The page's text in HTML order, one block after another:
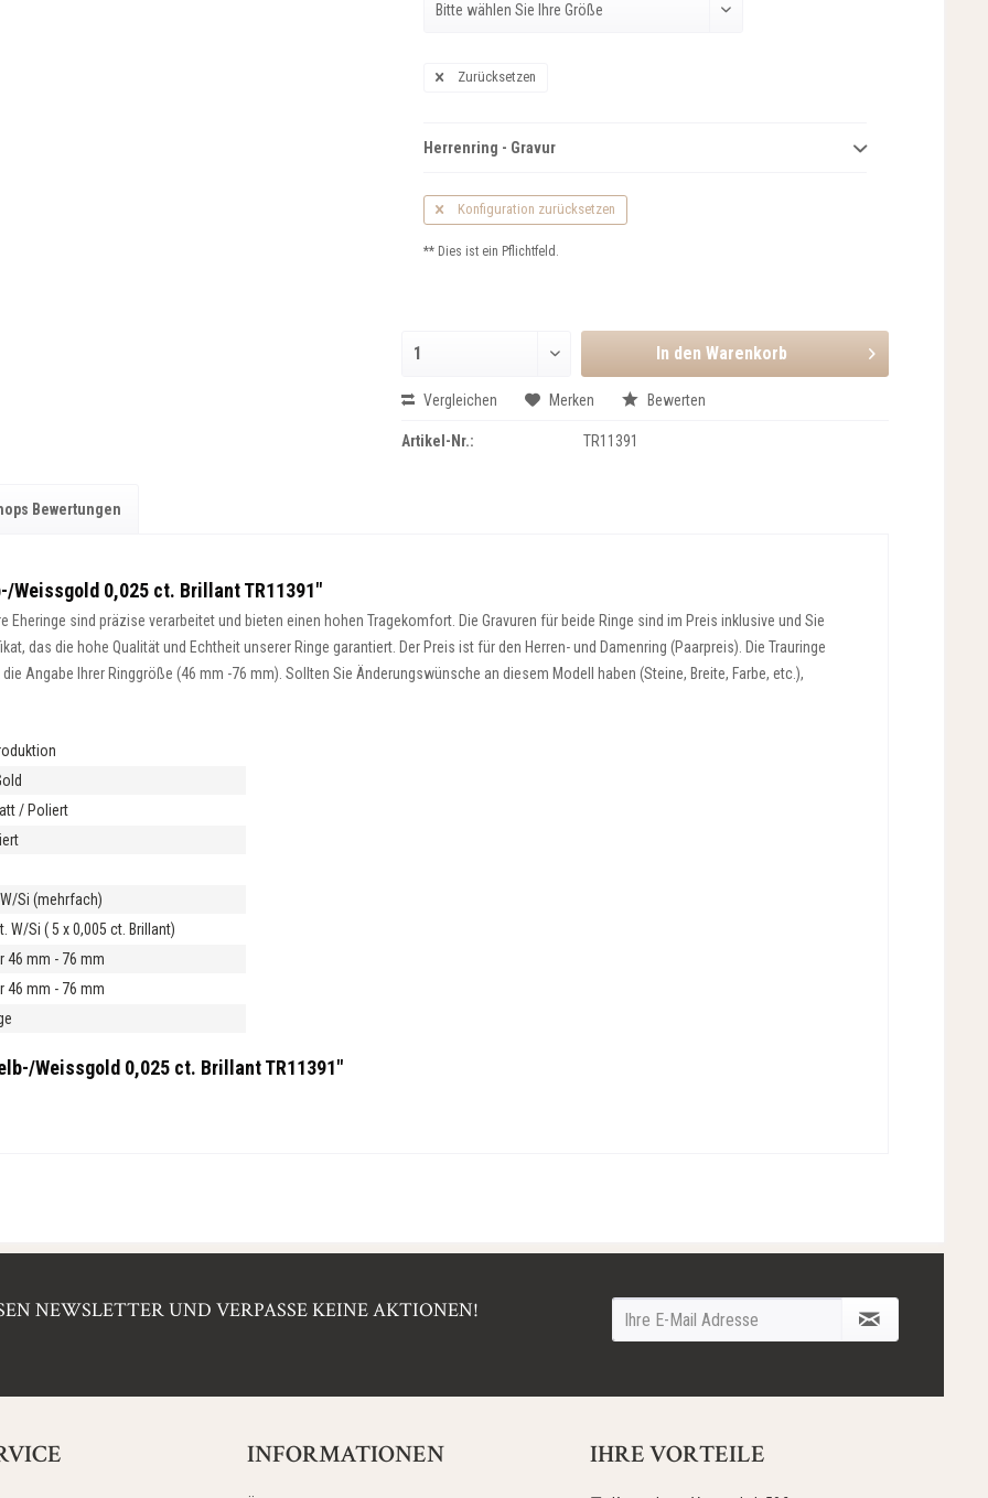
Zurücksetzen
Herrenring - Gravur
Konfiguration zurücksetzen
** Dies ist ein Pflichtfeld.
In den Warenkorb
Vergleichen Merken Bewerten
Artikel-Nr.: TR11391
Bewertungen
Weissgold 0,025 ct. Brillant TR11391"
Eheringe sind präzise verarbeitet und bieten einen hohen Tragekomfort. Die Gravuren für beide Ringe sind im Preis inklusive und Sie
das die hohe Qualität und Echtheit unserer Ringe garantiert. Der Preis ist für den Herren- und Damenring (Paarpreis). Die Trauringe
Angabe Ihrer Ringgröße (46 mm -76 mm). Sollten Sie Änderungswünsche an diesem Modell haben (Steine, Breite, Farbe, etc.),
/ Poliert
Si (mehrfach)
W/Si ( 5 x 0,005 ct. Brillant)
46 mm - 76 mm
46 mm - 76 mm
Weissgold 0,025 ct. Brillant TR11391"
NEWSLETTER UND VERPASSE KEINE AKTIONEN!
INFORMATIONEN IHRE VORTEILE